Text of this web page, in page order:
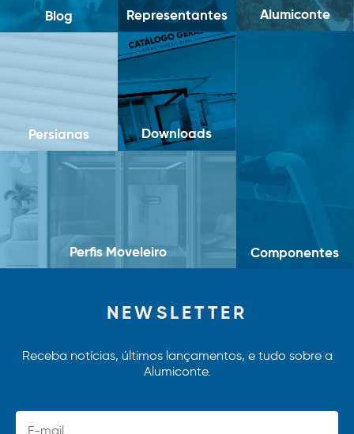
Alumiconte
Blog Representantes
Componentes
Persianas Downloads
Perfis Moveleiro
NEWSLETTER
Receba notícias, últimos lançamentos, e tudo sobre a
Alumiconte.